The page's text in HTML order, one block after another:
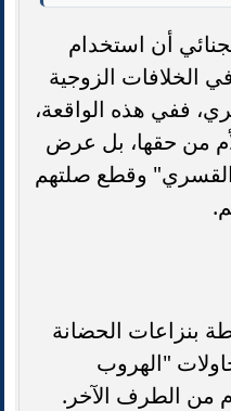
أن استخدام
الخلافات الزوجية
ففي هذه الواقعة،
من حقها، بل عرض
القسري" وقطع صلتهم
بنزاعات الحضانة
"الهروب
من الطرف الآخر.